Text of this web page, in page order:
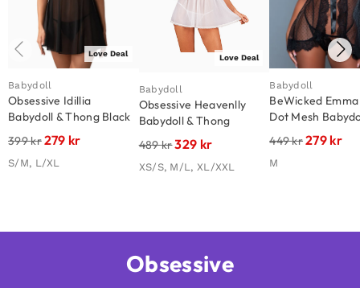
Love Deal
Babydoll
Obsessive Idillia
Babydoll & Thong Black
399kr279 kr
S/M, L/XL
Love Deal
Babydoll
Obsessive Heavenlly
Babydoll & Thong
489kr329 kr
XS/S, M/L, XL/XXL
Babydoll
BeWicked
Dot Mesh
449kr279 kr
M
Obsessive